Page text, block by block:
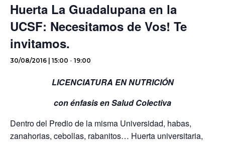
Huerta La Guadalupana en la
UCSF: Necesitamos de Vos! Te
invitamos.
30/08/2016 | 15:00 - 19:00
LICENCIATURA EN NUTRICIÓN
con énfasis en Salud Colectiva
Dentro del Predio de la misma Universidad, habas,
zanahorias, cebollas, rabanitos… Huerta universitaria,